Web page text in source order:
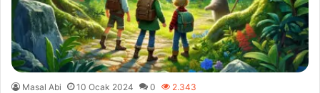
Masal Abi 10 Ocak 2024 0 2.343